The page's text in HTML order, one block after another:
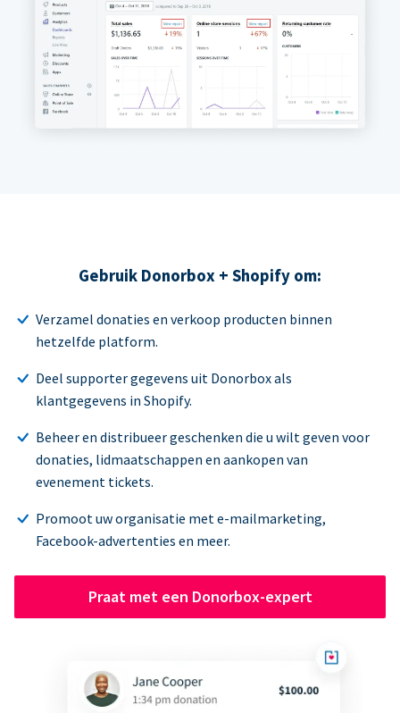
Gebruik Donorbox + Shopify om:
Verzamel donaties en verkoop producten binnen
hetzelfde platform.
Deel supporter gegevens uit Donorbox als
klantgegevens in Shopify.
Beheer en distribueer geschenken die u wilt geven voor
donaties, lidmaatschappen en aankopen van
evenement tickets.
Promoot uw organisatie met e-mailmarketing,
Facebook-advertenties en meer.
Praat met een Donorbox-expert